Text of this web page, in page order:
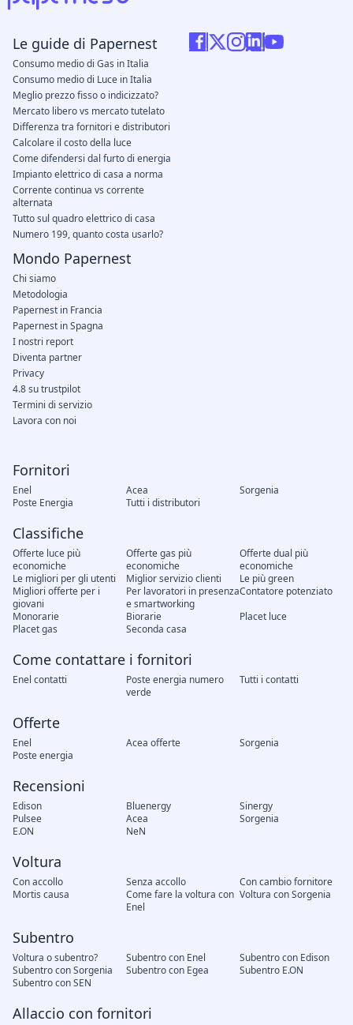
Fornitori
Enel Acea
Sorgenia
Poste Energia
Tutti i distributori
Classifiche
Offerte luce più
economiche
Offerte gas più
economiche
Offerte dual più
economiche
Le migliori per gli utenti
Miglior servizio clienti
Le più green
Migliori offerte per i
giovani
Per lavoratori in presenza
e smartworking
Contatore potenziato
Monorarie
Biorarie
Placet luce
Placet gas
Seconda casa
Come contattare i fornitori
Enel contatti
Poste energia numero
verde
Tutti i contatti
Offerte
Enel Acea offerte
Sorgenia
Poste energia
Recensioni
Edison Bluenergy
Sinergy
Pulsee
Acea
Sorgenia
E.ON
NeN
Voltura
Con accollo Senza accollo
Con cambio fornitore
Mortis causa
Come fare la voltura con
Enel
Voltura con Sorgenia
Subentro
Voltura o subentro? Subentro con Enel
Subentro con Edison
Subentro con Sorgenia
Subentro con Egea
Subentro E.ON
Subentro con SEN
Allaccio con fornitori
Le guide di Papernest
Consumo medio di Gas in Italia
Consumo medio di Luce in Italia
Meglio prezzo fisso o indicizzato?
Mercato libero vs mercato tutelato
Differenza tra fornitori e distributori
Calcolare il costo della luce
Come difendersi dal furto di energia
Impianto elettrico di casa a norma
Corrente continua vs corrente
alternata
Tutto sul quadro elettrico di casa
Numero 199, quanto costa usarlo?
Mondo Papernest
Chi siamo
Metodologia
Papernest in Francia
Papernest in Spagna
I nostri report
Diventa partner
Privacy
4.8 su trustpilot
Termini di servizio
Lavora con noi